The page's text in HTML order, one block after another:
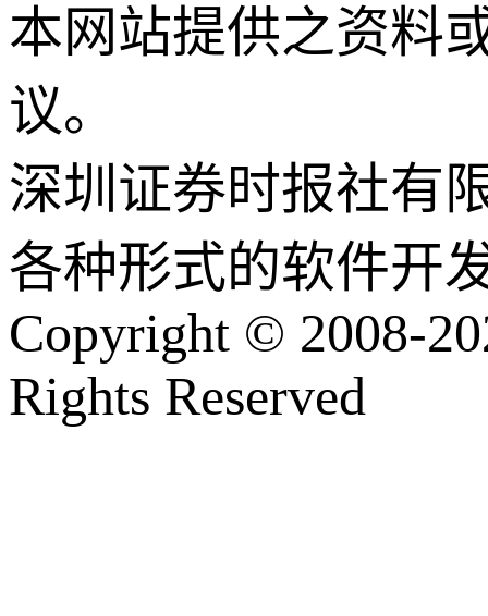
本网站提供之资料
议。
深圳证券时报社有
各种形式的软件开
Copyright © 2008-
Rights Reserved